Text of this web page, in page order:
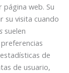
página web. Su
su visita cuando
suelen
de
de usuario,